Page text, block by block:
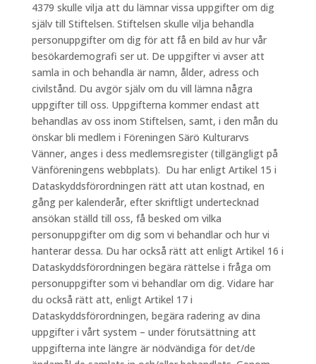
4379 skulle vilja att du lämnar vissa uppgifter om dig
själv till Stiftelsen. Stiftelsen skulle vilja behandla
personuppgifter om dig för att få en bild av hur vår
besökardemografi ser ut. De uppgifter vi avser att
samla in och behandla är namn, ålder, adress och
civilstånd. Du avgör själv om du vill lämna några
uppgifter till oss. Uppgifterna kommer endast att
behandlas av oss inom Stiftelsen, samt, i den mån du
önskar bli medlem i Föreningen Särö Kulturarvs
Vänner, anges i dess medlemsregister (tillgängligt på
Vänföreningens webbplats). Du har enligt Artikel 15 i
Dataskyddsförordningen rätt att utan kostnad, en
gång per kalenderår, efter skriftligt undertecknad
ansökan ställd till oss, få besked om vilka
personuppgifter om dig som vi behandlar och hur vi
hanterar dessa. Du har också rätt att enligt Artikel 16 i
Dataskyddsförordningen begära rättelse i fråga om
personuppgifter som vi behandlar om dig. Vidare har
du också rätt att, enligt Artikel 17 i
Dataskyddsförordningen, begära radering av dina
uppgifter i vårt system – under förutsättning att
uppgifterna inte längre är nödvändiga för det/de